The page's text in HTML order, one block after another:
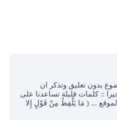
بدون تعليق وتذكر ان
:: كلمات قليلة تساعدنا على
... ( مَا يَلْفِظُ مِنْ قَوْلٍ إِلا